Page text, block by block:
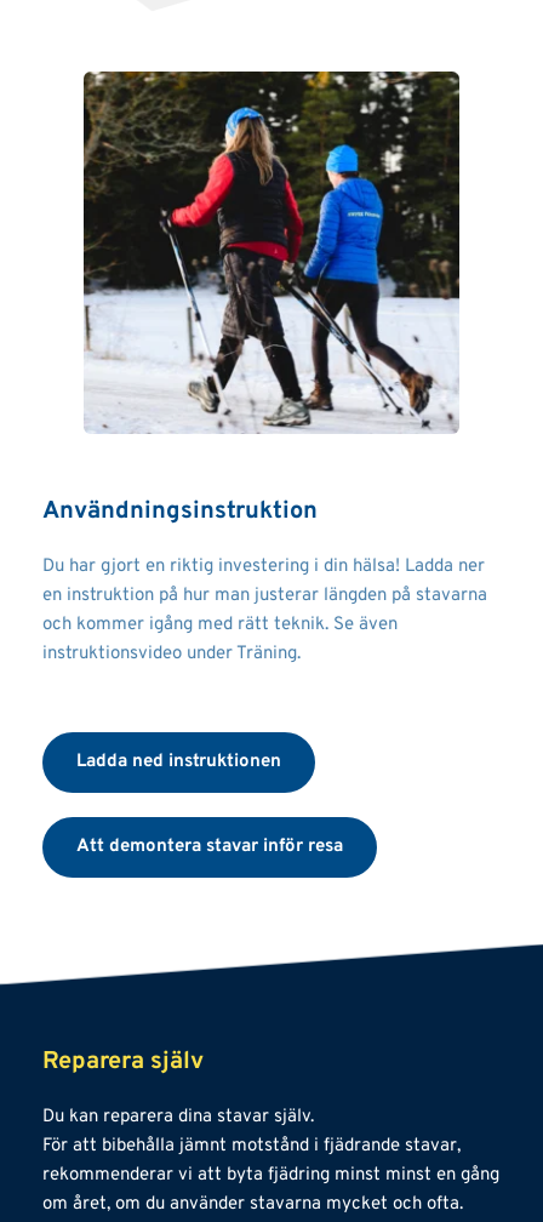
Användningsinstruktion
Du har gjort en riktig investering i din hälsa! Ladda ner
en instruktion på hur man justerar längden på stavarna
och kommer igång med rätt teknik. Se även
instruktionsvideo under Träning.
Ladda ned instruktionen
Att demontera stavar inför resa
Reparera själv
Du kan reparera dina stavar själv.
För att bibehålla jämnt motstånd i fjädrande stavar,
rekommenderar vi att byta fjädring minst minst en gång
om året, om du använder stavarna mycket och ofta.